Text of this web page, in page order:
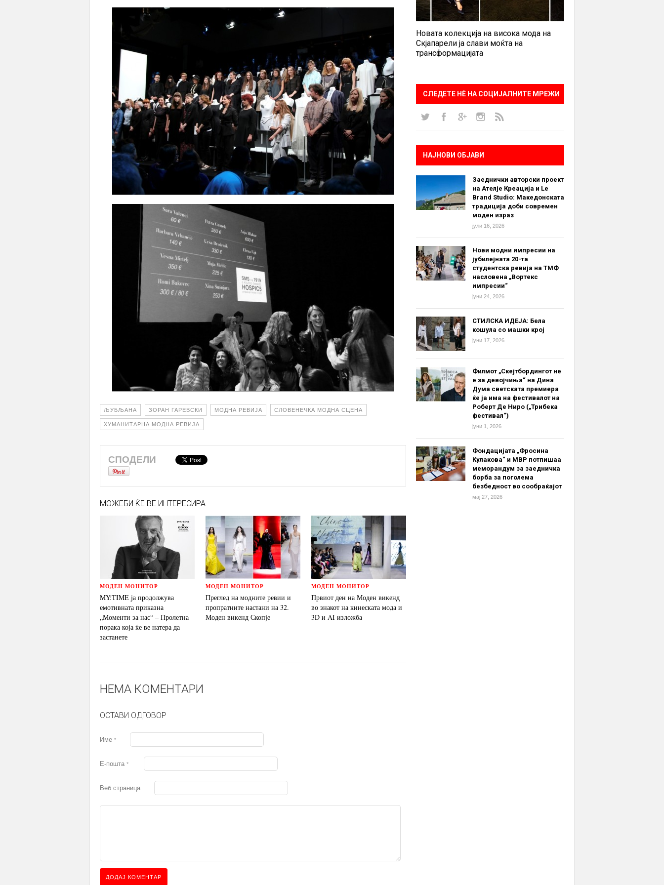
ЉУБЉАНА ЗОРАН ГАРЕВСКИ МОДНА РЕВИЈА СЛОВЕНЕЧКА МОДНА СЦЕНА
ХУМАНИТАРНА МОДНА РЕВИЈА
СПОДЕЛИ
МОЖЕБИ ЌЕ ВЕ ИНТЕРЕСИРА
МОДЕН МОНИТОР
MY:TIME ја продолжува
емотивната приказна
„Моменти за нас“ – Пролетна
порака која ќе ве натера да
застанете
МОДЕН МОНИТОР
Преглед на модните ревии и
пропратните настани на 32.
Моден викенд Скопје
МОДЕН МОНИТОР
Првиот ден на Моден викенд
во знакот на кинеската мода и
3D и AI изложба
НЕМА КОМЕНТАРИ
ОСТАВИ ОДГОВОР
Име *
Е-пошта *
Веб страница
Новата колекција на висока мода на
Скјапарели ја слави моќта на
трансформацијата
СЛЕДЕТЕ НÈ НА СОЦИЈАЛНИТЕ МРЕЖИ
НАЈНОВИ ОБЈАВИ
Заеднички авторски проект
на Ателје Креација и Le
Brand Studio: Македонската
традиција доби современ
моден израз
јули 16, 2026
Нови модни импресии на
јубилејната 20-та
студентска ревија на ТМФ
насловена „Вортекс
импресии“
јуни 24, 2026
СТИЛСКА ИДЕЈА: Бела
кошула со машки крој
јуни 17, 2026
Филмот „Скејтбордингот не
е за девојчиња“ на Дина
Дума светската премиера
ќе ја има на фестивалот на
Роберт Де Ниро („Трибека
фестивал“)
јуни 1, 2026
Фондацијата „Фросина
Кулакова“ и МВР потпишаа
меморандум за заедничка
борба за поголема
безбедност во сообраќајот
мај 27, 2026